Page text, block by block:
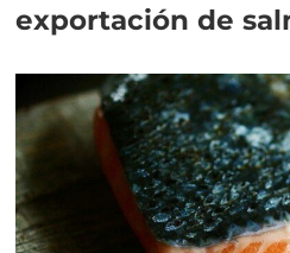
exportación de